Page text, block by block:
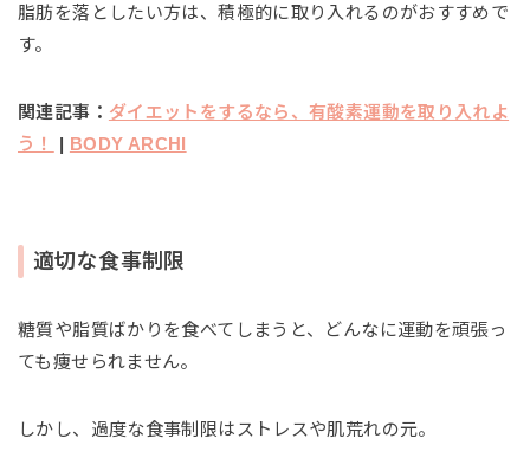
脂肪を落としたい方は、積極的に取り入れるのがおすすめで
す。
関連記事： ダイエットをするなら、有酸素運動を取り入れよ
う！
| BODY ARCHI
適切な食事制限
糖質や脂質ばかりを食べてしまうと、どんなに運動を頑張っ
ても痩せられません。
しかし、過度な食事制限はストレスや肌荒れの元。